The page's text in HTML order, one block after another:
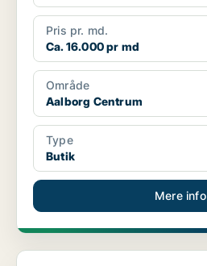
Pris pr. md.
Ca. 16.000 pr md
Område
Aalborg Centrum
Type
Butik
Mere info
Kontorfællesskab i Aalborg